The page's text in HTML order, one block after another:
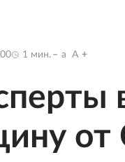
1 мин. a A
от